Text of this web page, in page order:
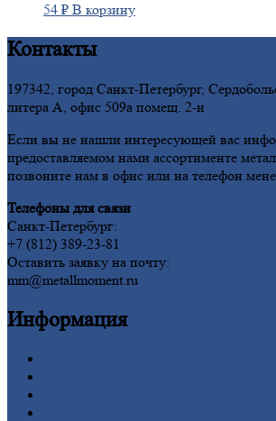
54 ₽ В корзину
Контакты
197342, город Санкт-Петербург,
литера А, офис 509а помещ. 2-н
Если вы не нашли интересующей вас
предоставляемом нами ассортименте
позвоните нам в офис или на телефон
Телефоны для связи
Санкт-Петербург:
+7 (812) 389-23-81
Оставить заявку на почту:
mm@metallmoment.ru
Информация